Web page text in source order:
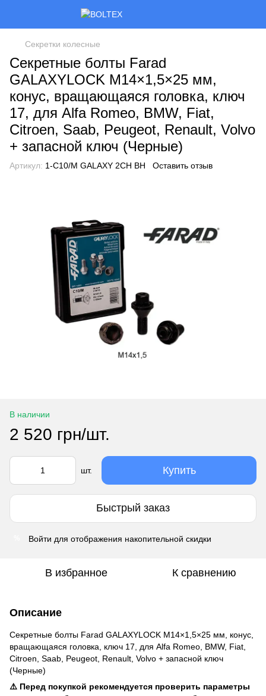
Секретки колесные
Секретные болты Farad
GALAXYLOCK M14×1,5×25 мм,
конус, вращающаяся головка, ключ
17, для Alfa Romeo, BMW, Fiat,
Citroen, Saab, Peugeot, Renault, Volvo
+ запасной ключ (Черные)
Артикул: 1-С10/M GALAXY 2CH BH Оставить отзыв
В наличии
2 520 грн/шт.
шт. Купить
Быстрый заказ
Войти для отображения накопительной скидки
В избранное К сравнению
Описание
Секретные болты Farad GALAXYLOCK M14×1,5×25 мм, конус,
вращающаяся головка, ключ 17, для Alfa Romeo, BMW, Fiat,
Citroen, Saab, Peugeot, Renault, Volvo + запасной ключ
(Черные)
⚠️ Перед покупкой рекомендуется проверить параметры